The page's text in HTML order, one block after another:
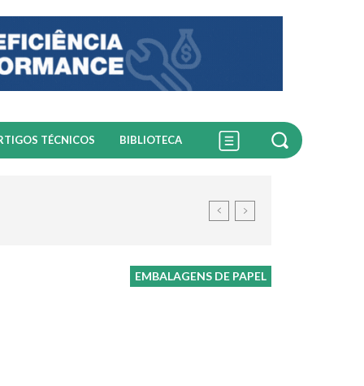
TÉCNICOS BIBLIOTECA
EMBALAGENS DE PAPEL